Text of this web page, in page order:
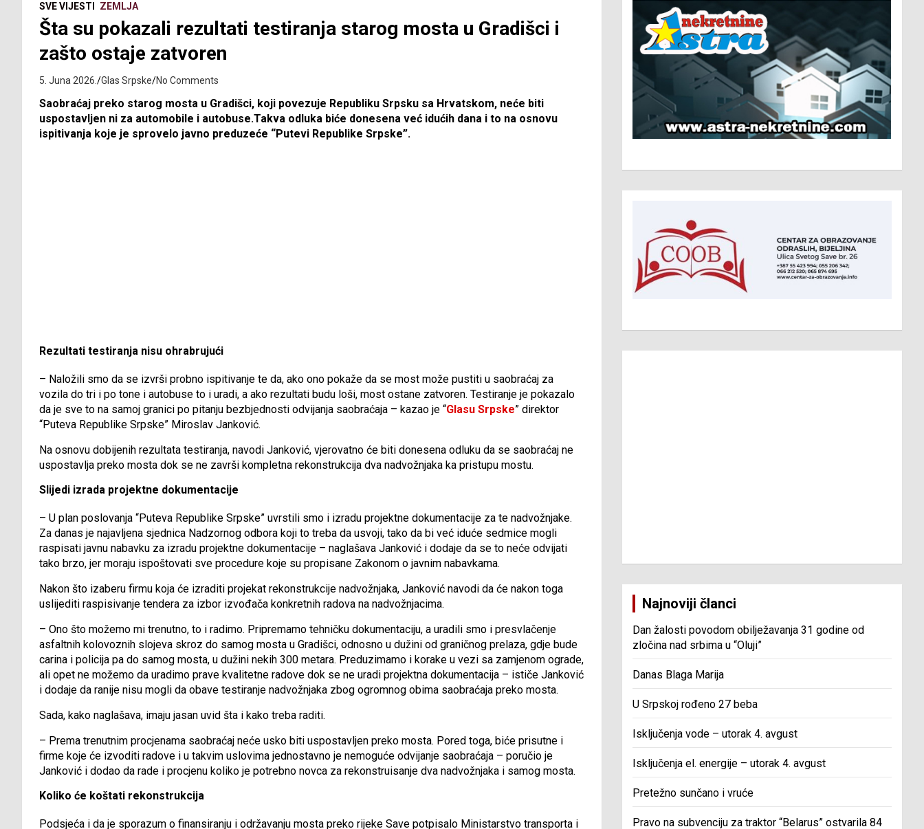
SVE VIJESTI ZEMLJA
Šta su pokazali rezultati testiranja starog mosta u Gradišci i
zašto ostaje zatvoren
5. Juna 2026. Glas Srpske No Comments
Saobraćaj preko starog mosta u Gradišci, koji povezuje Republiku Srpsku sa Hrvatskom, neće biti
uspostavljen ni za automobile i autobuse.Takva odluka biće donesena već idućih dana i to na osnovu
ispitivanja koje je sprovelo javno preduzeće “Putevi Republike Srpske”.
Rezultati testiranja nisu ohrabrujući
– Naložili smo da se izvrši probno ispitivanje te da, ako ono pokaže da se most može pustiti u saobraćaj za
vozila do tri i po tone i autobuse to i uradi, a ako rezultati budu loši, most ostane zatvoren. Testiranje je pokazalo
da je sve to na samoj granici po pitanju bezbjednosti odvijanja saobraćaja – kazao je “Glasu Srpske” direktor
“Puteva Republike Srpske” Miroslav Janković.
Na osnovu dobijenih rezultata testiranja, navodi Janković, vjerovatno će biti donesena odluku da se saobraćaj ne
uspostavlja preko mosta dok se ne završi kompletna rekonstrukcija dva nadvožnjaka ka pristupu mostu.
Slijedi izrada projektne dokumentacije
– U plan poslovanja “Puteva Republike Srpske” uvrstili smo i izradu projektne dokumentacije za te nadvožnjake.
Za danas je najavljena sjednica Nadzornog odbora koji to treba da usvoji, tako da bi već iduće sedmice mogli
raspisati javnu nabavku za izradu projektne dokumentacije – naglašava Janković i dodaje da se to neće odvijati
tako brzo, jer moraju ispoštovati sve procedure koje su propisane Zakonom o javnim nabavkama.
Nakon što izaberu firmu koja će izraditi projekat rekonstrukcije nadvožnjaka, Janković navodi da će nakon toga
uslijediti raspisivanje tendera za izbor izvođača konkretnih radova na nadvožnjacima.
– Ono što možemo mi trenutno, to i radimo. Pripremamo tehničku dokumentaciju, a uradili smo i presvlačenje
asfaltnih kolovoznih slojeva skroz do samog mosta u Gradišci, odnosno u dužini od graničnog prelaza, gdje bude
carina i policija pa do samog mosta, u dužini nekih 300 metara. Preduzimamo i korake u vezi sa zamjenom ograde,
ali opet ne možemo da uradimo prave kvalitetne radove dok se ne uradi projektna dokumentacija – ističe Janković
i dodaje da ranije nisu mogli da obave testiranje nadvožnjaka zbog ogromnog obima saobraćaja preko mosta.
Sada, kako naglašava, imaju jasan uvid šta i kako treba raditi.
– Prema trenutnim procjenama saobraćaj neće usko biti uspostavljen preko mosta. Pored toga, biće prisutne i
firme koje će izvoditi radove i u takvim uslovima jednostavno je nemoguće odvijanje saobraćaja – poručio je
Janković i dodao da rade i procjenu koliko je potrebno novca za rekonstruisanje dva nadvožnjaka i samog mosta.
Koliko će koštati rekonstrukcija
Podsjeća i da je sporazum o finansiranju i održavanju mosta preko rijeke Save potpisalo Ministarstvo transporta i
Najnoviji članci
Dan žalosti povodom obilježavanja 31 godine od
zločina nad srbima u “Oluji”
Danas Blaga Marija
U Srpskoj rođeno 27 beba
Isključenja vode – utorak 4. avgust
Isključenja el. energije – utorak 4. avgust
Pretežno sunčano i vruće
Pravo na subvenciju za traktor “Belarus” ostvarila 84